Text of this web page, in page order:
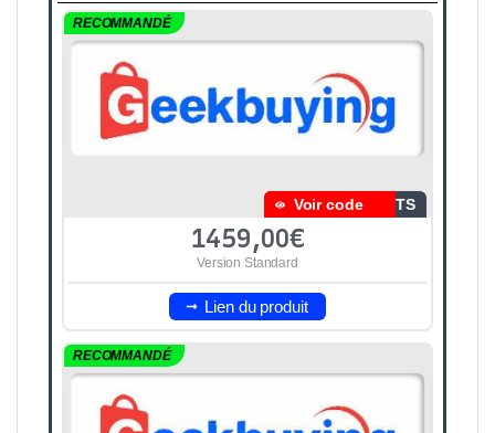
RECOMMANDÉ
Voir code DTS
1459,00€
Version Standard
Lien du produit
RECOMMANDÉ